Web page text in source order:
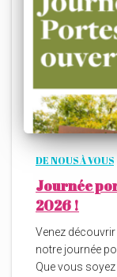
DE NOUS À VOUS
Journée
2026 !
Venez
notre journée
Que vous